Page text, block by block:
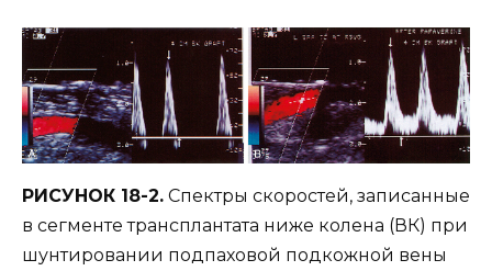
РИСУНОК 18-2. Спектры скоростей, записанные
в сегменте трансплантата ниже колена (ВК) при
шунтировании подпаховой подкожной вены